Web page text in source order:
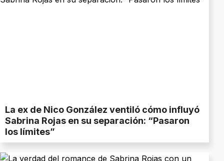
La ex de Nico González ventiló cómo influyó
Sabrina Rojas en su separación: “Pasaron
los límites”